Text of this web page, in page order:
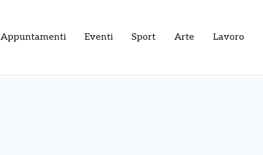
Appuntamenti Eventi Sport Arte Lavoro